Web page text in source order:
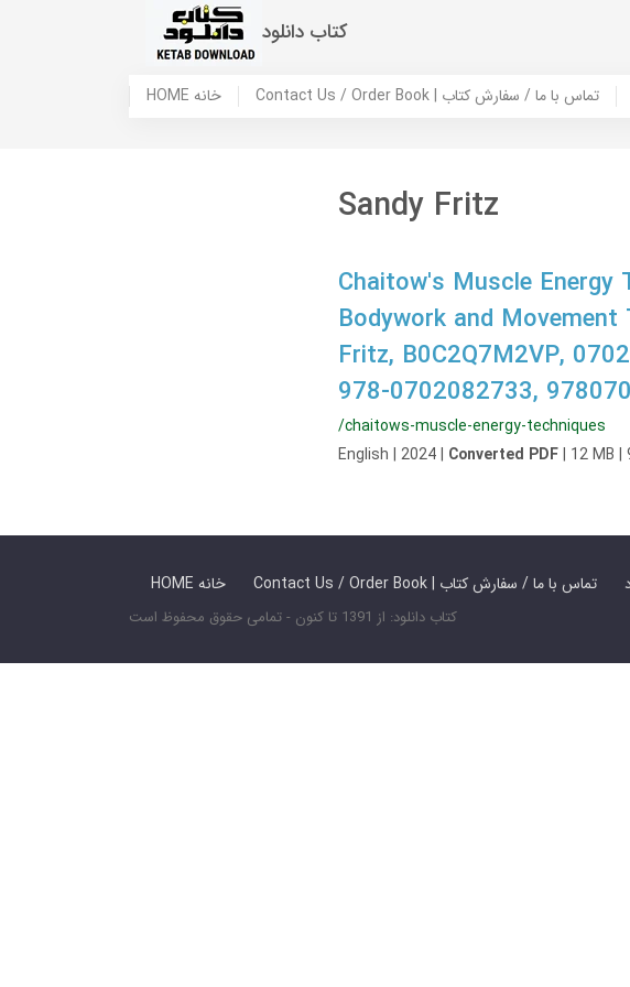
کتاب دانلود
HOME خانه Contact Us / Order Book | تماس با ما / سفارش کتاب
Sandy Fritz
Chaitow's Muscle
Bodywork and
Fritz, B0C2Q7M2VP,
978-0702082733,
/chaitows-muscle-energy-techniques
English | 2024 | Converted PDF| 12 MB |
HOME خانه Contact Us / Order Book | تماس با ما / سفارش کتاب
کتاب دانلود: از 1391 تا کنون - تمامی حقوق محفوظ است